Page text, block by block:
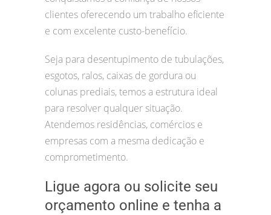
clientes oferecendo um trabalho eficiente
e com excelente custo-benefício.
Seja para desentupimento de tubulações,
esgotos, ralos, caixas de gordura ou
colunas prediais, temos a estrutura ideal
para resolver qualquer situação.
Atendemos residências, comércios e
empresas com a mesma dedicação e
comprometimento.
Ligue agora ou solicite seu
orçamento online e tenha a